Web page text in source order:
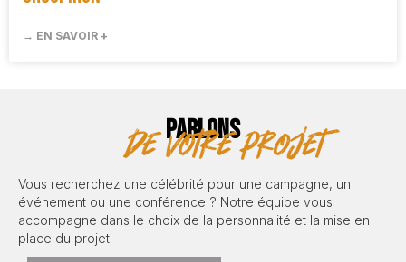
→ EN SAVOIR +
PARLONS
de votre projet
Vous recherchez une célébrité pour une campagne, un
événement ou une conférence ? Notre équipe vous
accompagne dans le choix de la personnalité et la mise en
place du projet.